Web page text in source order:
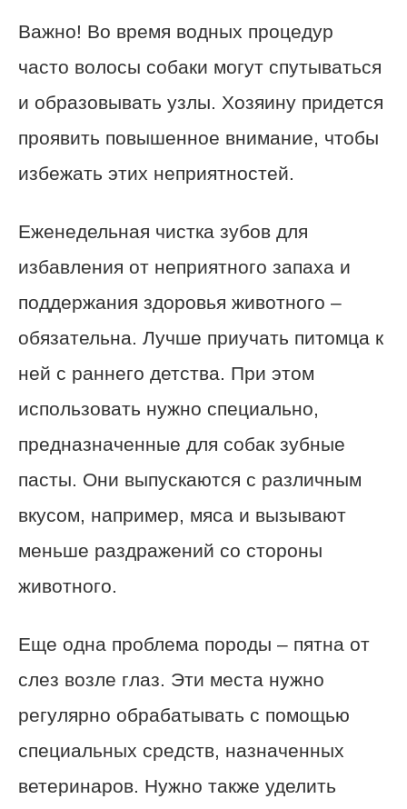
Важно! Во время водных процедур
часто волосы собаки могут спутываться
и образовывать узлы. Хозяину придется
проявить повышенное внимание, чтобы
избежать этих неприятностей.
Еженедельная чистка зубов для
избавления от неприятного запаха и
поддержания здоровья животного –
обязательна. Лучше приучать питомца к
ней с раннего детства. При этом
использовать нужно специально,
предназначенные для собак зубные
пасты. Они выпускаются с различным
вкусом, например, мяса и вызывают
меньше раздражений со стороны
животного.
Еще одна проблема породы – пятна от
слез возле глаз. Эти места нужно
регулярно обрабатывать с помощью
специальных средств, назначенных
ветеринаров. Нужно также уделить